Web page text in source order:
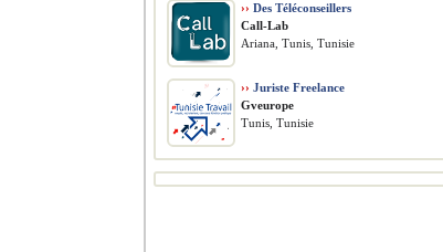
›› Des Téléconseillers
Call-Lab
Ariana, Tunis, Tunisie
›› Juriste Freelance
Gveurope
Tunis, Tunisie